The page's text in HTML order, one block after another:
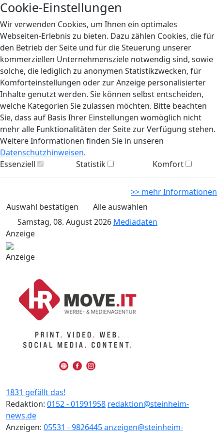
Cookie-Einstellungen
Wir verwenden Cookies, um Ihnen ein optimales
Webseiten-Erlebnis zu bieten. Dazu zählen Cookies, die für
den Betrieb der Seite und für die Steuerung unserer
kommerziellen Unternehmensziele notwendig sind, sowie
solche, die lediglich zu anonymen Statistikzwecken, für
Komforteinstellungen oder zur Anzeige personalisierter
Inhalte genutzt werden. Sie können selbst entscheiden,
welche Kategorien Sie zulassen möchten. Bitte beachten
Sie, dass auf Basis Ihrer Einstellungen womöglich nicht
mehr alle Funktionalitäten der Seite zur Verfügung stehen.
Weitere Informationen finden Sie in unseren
Datenschutzhinweisen.
Essenziell
Statistik Komfort
>> mehr Informationen
Auswahl bestätigen
Alle auswählen
Samstag, 08. August 2026 Mediadaten
Anzeige
Anzeige
1831 gefällt das!
Redaktion: 0152 - 01991958 redaktion@steinheim-
news.de
Anzeigen: 05531 - 9826445anzeigen@steinheim-